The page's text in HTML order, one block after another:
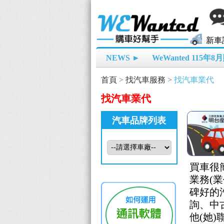
新車
NEWS ► WeWanted 115年8
首頁 > 找汽車服務 > 找汽車業代
找汽車業代
汽車品牌列表
買車很
業務(
碑好的
詢、中
他(她)